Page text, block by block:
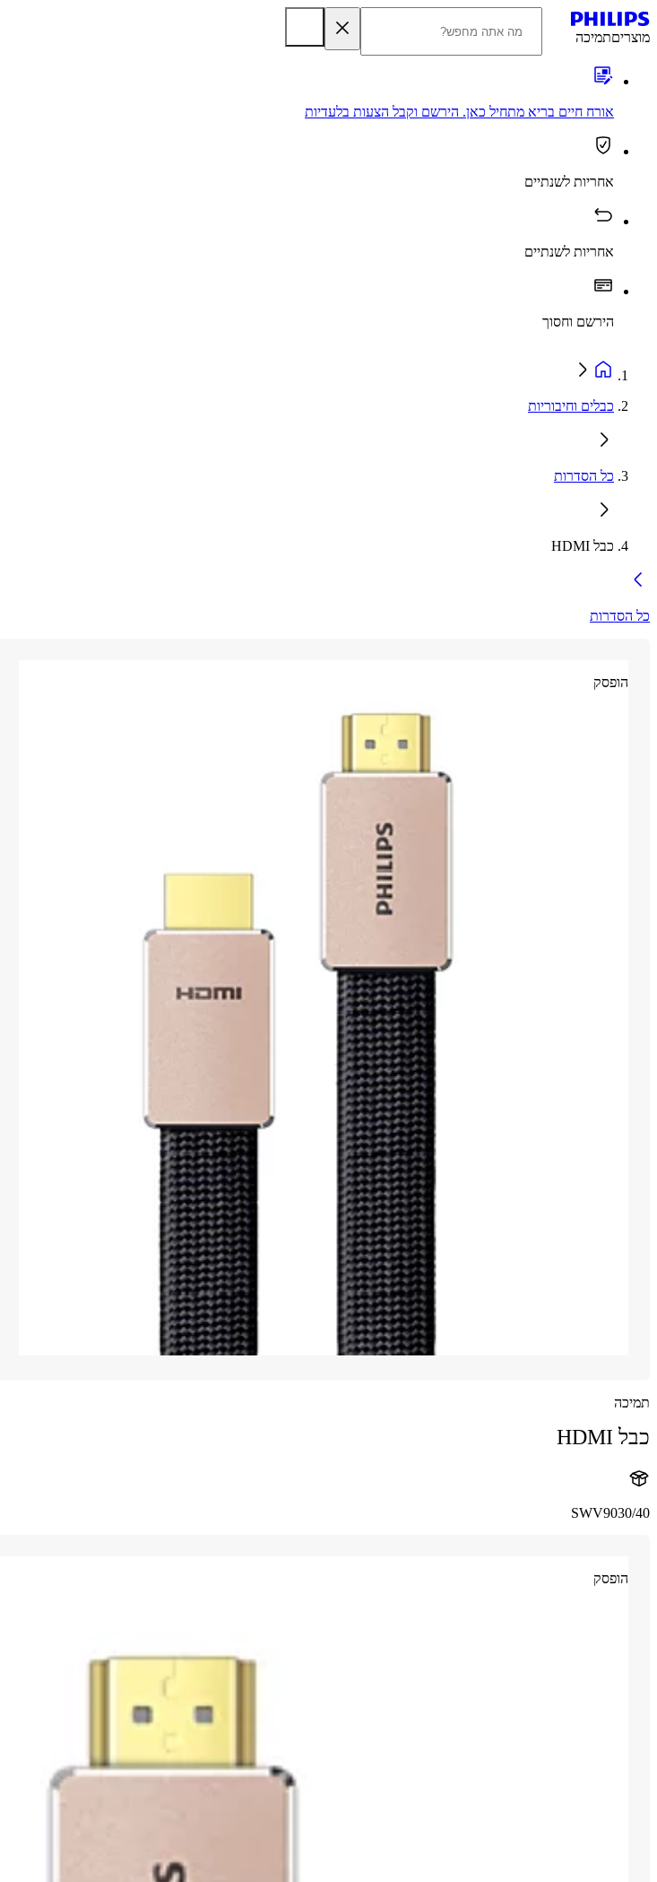
מוצריםתמיכה
אורח חיים בריא מתחיל כאן. הירשם וקבל הצעות בלעדיות
אחריות לשנתיים
אחריות לשנתיים
הירשם וחסוך
כבלים וחיבוריות
כל הסדרות
כבל HDMI
כל הסדרות
הופסק
תמיכה
כבל HDMI
SWV9030/40
הופסק